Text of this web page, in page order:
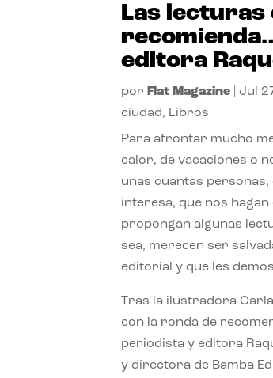
Las lecturas
editora
por Flat Magazine Jul
ciudad, Libros
Para afrontar mucho
calor, de vacaciones o
unas cuantas
interesa, que nos hagan
propongan algunas
sea, merecen ser
editorial y que les
Tras la ilustradora
con la ronda de
periodista y editora
y directora de Bamba